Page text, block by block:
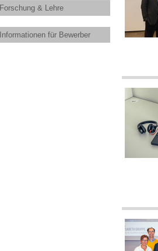
Forschung & Lehre
Informationen für Bewerber